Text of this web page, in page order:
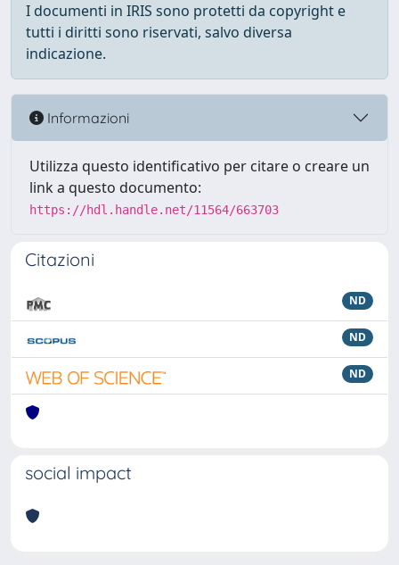
I documenti in IRIS sono protetti da copyright e
tutti i diritti sono riservati, salvo diversa
indicazione.
Informazioni
Utilizza questo identificativo per citare o creare un
link a questo documento:
https://hdl.handle.net/11564/663703
Citazioni
ND
ND
ND
social impact